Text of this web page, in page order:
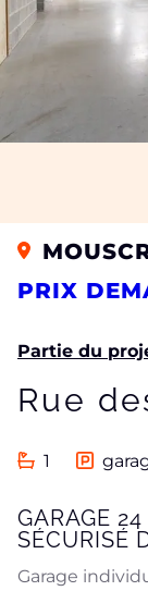
PRIX
Partie du
Rue
1
GARAGE
SÉCURISÉ
Garage